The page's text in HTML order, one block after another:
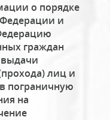
о порядке
и
граждан
выдачи
лиц и
пограничную
на